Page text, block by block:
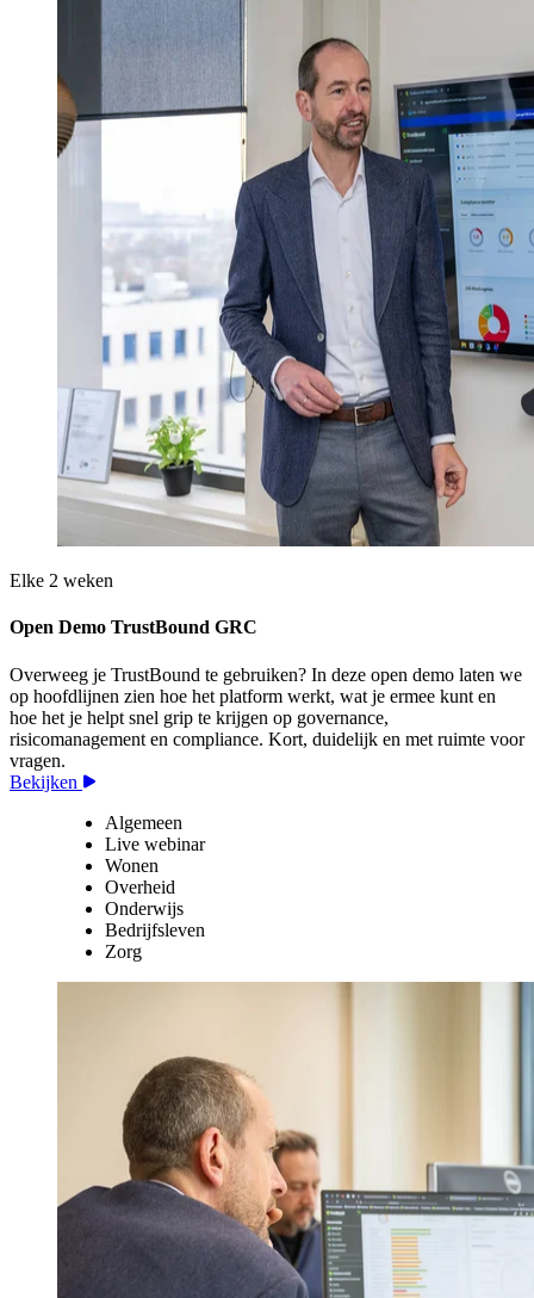
Elke 2 weken
Open Demo TrustBound GRC
Overweeg je TrustBound te gebruiken? In deze open demo laten we
op hoofdlijnen zien hoe het platform werkt, wat je ermee kunt en
hoe het je helpt snel grip te krijgen op governance,
risicomanagement en compliance. Kort, duidelijk en met ruimte voor
vragen.
Bekijken
Algemeen
Live webinar
Wonen
Overheid
Onderwijs
Bedrijfsleven
Zorg